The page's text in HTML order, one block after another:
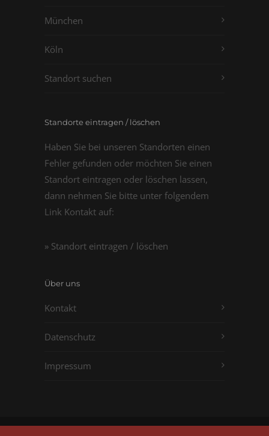
München
Köln
Standort suchen
Standorte eintragen / löschen
Haben Sie bei unseren Standorten einen
Fehler gefunden oder möchten Sie einen
Standort eintragen oder löschen lassen,
dann nehmen Sie bitte unter folgendem
Link Kontakt auf:
» Standort eintragen / löschen
Über uns
Kontakt
Datenschutz
Impressum